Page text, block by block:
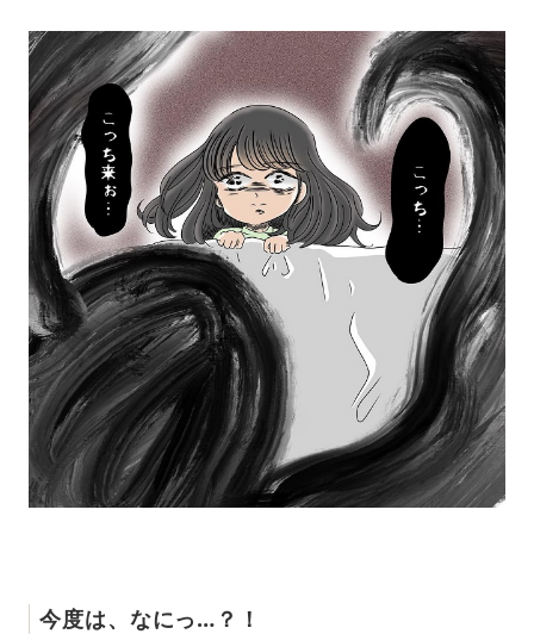
今度は、なにっ…？！